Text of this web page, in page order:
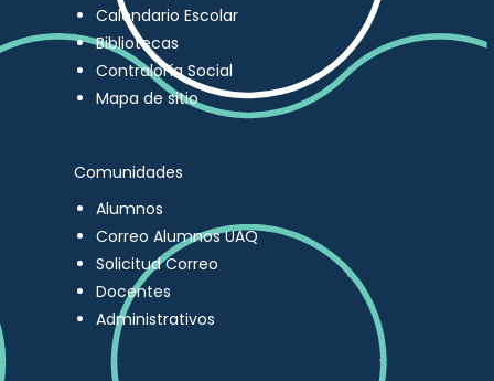
Calendario Escolar
Bibliotecas
Contraloría Social
Mapa de sitio
Comunidades
Alumnos
Correo Alumnos UAQ
Solicitud Correo
Docentes
Administrativos